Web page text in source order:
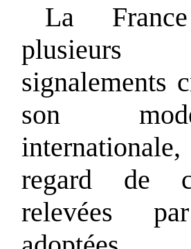
La
plusieurs
signalements
son
regard de
relevées